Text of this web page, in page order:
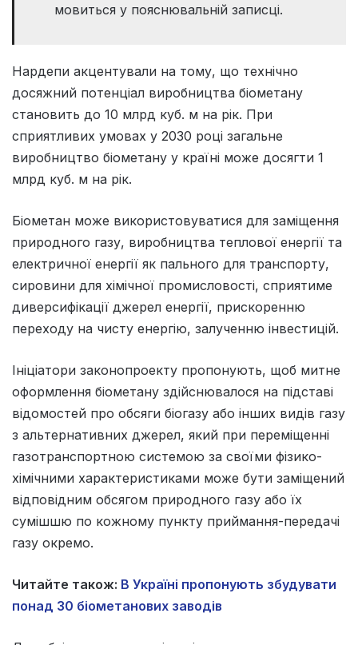
мовиться у пояснювальній записці.
Нардепи акцентували на тому, що технічно
досяжний потенціал виробництва біометану
становить до 10 млрд куб. м на рік. При
сприятливих умовах у 2030 році загальне
виробництво біометану у країні може досягти 1
млрд куб. м на рік.
Біометан може використовуватися для заміщення
природного газу, виробництва теплової енергії та
електричної енергії як пального для транспорту,
сировини для хімічної промисловості, сприятиме
диверсифікації джерел енергії, прискоренню
переходу на чисту енергію, залученню інвестицій.
Ініціатори законопроекту пропонують, щоб митне
оформлення біометану здійснювалося на підставі
відомостей про обсяги біогазу або інших видів газу
з альтернативних джерел, який при переміщенні
газотранспортною системою за своїми фізико-
хімічними характеристиками може бути заміщений
відповідним обсягом природного газу або їх
сумішшю по кожному пункту приймання-передачі
газу окремо.
Читайте також: В Україні пропонують збудувати
понад 30 біометанових заводів